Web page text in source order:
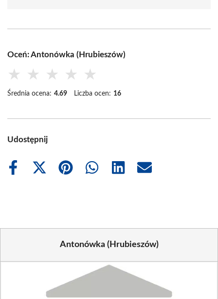
Oceń: Antonówka (Hrubieszów)
★ ★ ★ ★ ★
Średnia ocena: 4.69 Liczba ocen: 16
Udostępnij
Share
Share
Share
Share
Share
Share
Antonówka (Hrubieszów)